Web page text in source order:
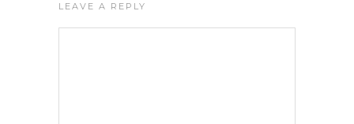
LEAVE A REPLY